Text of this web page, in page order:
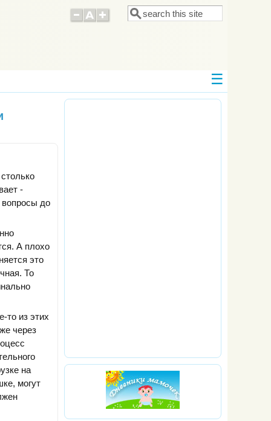
Форма поиска
Поиск
-
вопросы до
А плохо
это
То
то из этих
через
на
могут